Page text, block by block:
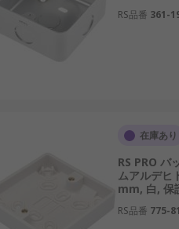
RS品番 361-
在庫あり
RS PRO バ
ムアルデヒ
mm, 白, 保
RS品番 775-